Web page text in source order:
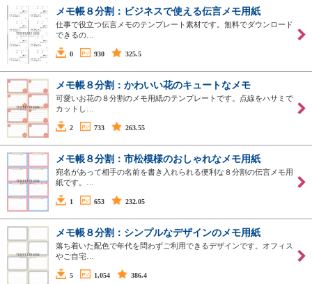
メモ帳８分割：ビジネスで使える伝言メモ用紙
仕事で役立つ伝言メモのテンプレート素材です。無料でダウンロード
できるの…
0 930 325.5
メモ帳８分割：かわいい花のキュートなメモ
可愛いお花の８分割のメモ用紙のテンプレートです。点線をハサミで
カットし…
2 733 263.55
メモ帳８分割：市松模様のおしゃれなメモ用紙
宛名があって相手の名前を書き入れられる便利な８分割の伝言メモ用
紙です。…
1 653 232.05
メモ帳８分割：シンプルなデザインのメモ用紙
落ち着いた配色で年代を問わずご利用できるデザインです。オフィス
やご自宅…
5 1,054 386.4